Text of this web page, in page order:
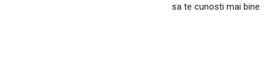
sa te cunosti mai bine